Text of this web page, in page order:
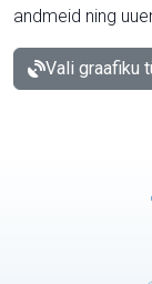
andmeid ning
Vali graafiku